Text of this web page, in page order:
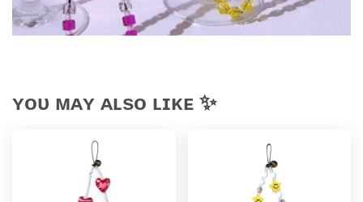
ʏᴏᴜ ᴍᴀʏ ᴀʟsᴏ ʟɪᴋᴇ ✨